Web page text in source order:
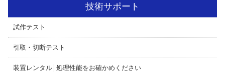
技術サポート
試作テスト
引取・切断テスト
装置レンタル│処理性能をお確かめください